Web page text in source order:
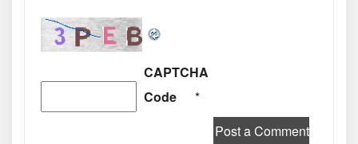
CAPTCHA
Code
*